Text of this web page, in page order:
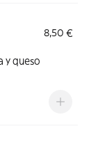
8,50 €
y queso